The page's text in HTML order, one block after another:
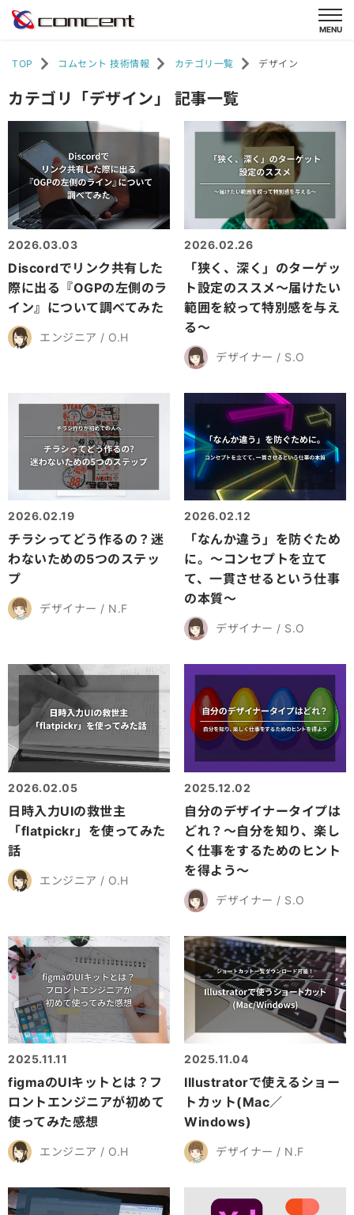
TOP コムセント 技術情報 カテゴリ一覧 デザイン
カテゴリ「デザイン」 記事一覧
Discordでリンク共有した
際に出る『OGPの左側のラ
イン』について調べてみた
2026.03.03
エンジニア / O.H
「狭く、深く」のターゲッ
ト設定のススメ～届けたい
範囲を絞って特別感を与え
る～
2026.02.26
デザイナー / S.O
チラシってどう作るの？迷
わないための5つのステッ
プ
2026.02.19
デザイナー / N.F
「なんか違う」を防ぐため
に。～コンセプトを立て
て、一貫させるという仕事
の本質～
2026.02.12
デザイナー / S.O
日時入力UIの救世主
「flatpickr」を使ってみた
話
2026.02.05
エンジニア / O.H
自分のデザイナータイプは
どれ？～自分を知り、楽し
く仕事をするためのヒント
を得よう～
2025.12.02
デザイナー / S.O
figmaのUIキットとは？フ
ロントエンジニアが初めて
使ってみた感想
2025.11.11
エンジニア / O.H
Illustratorで使えるショー
トカット(Mac／
Windows)
2025.11.04
デザイナー / N.F